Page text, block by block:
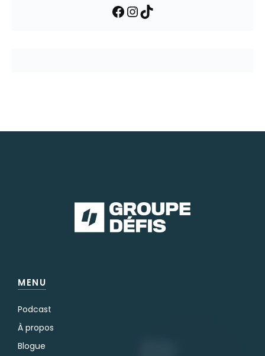
Facebook
Instagram
TikTok
MENU
Podcast
À propos
Blogue